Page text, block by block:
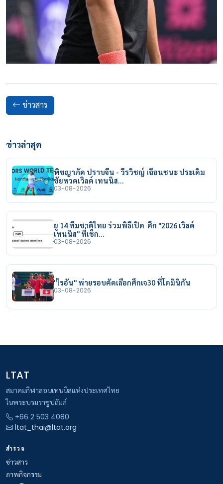
ข่าวสาร
ข่าวล่าสุด
พิชญาภัค ปราบจีน - วีรวิชญ์ เฉือนชนะ ประเดิม
ชัยหวดเวิลด์ เทนนิส…
03-08-2026
ยู 14 ทีมชาติไทย ร่วมพิธีเปิด ศึก "2026 เวิลด์
เทนนิส" ที่เช็ก…
03-08-2026
"ไรอัน" พ่ายรอบคัดเลือกศึกเจ30 ที่โดมินิกัน
03-08-2026
LTAT
สมาคมกีฬาลอนเทนนิสแห่งประเทศไทย
ในพระบรมราชูปถัมภ์
+66 2 503 4080
ltat_thai@ltat.org
สำรวจ
ข่าวสาร
ภาพกิจกรรม